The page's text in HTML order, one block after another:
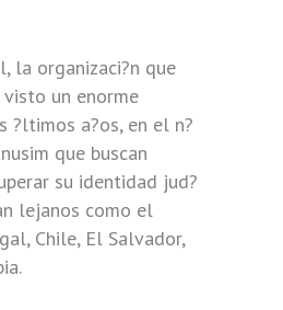
la organizaci?n que
un enorme
?ltimos a?os, en el n?
que buscan
su identidad jud?
lejanos como el
Chile, El Salvador,